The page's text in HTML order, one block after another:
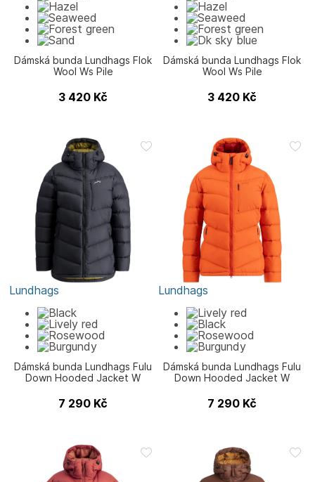
Dámská bunda Lundhags Flok
Wool Ws Pile
3 420 Kč
Dámská bunda Lundhags Flok
Wool Ws Pile
3 420 Kč
Lundhags
Dámská bunda Lundhags Fulu
Down Hooded Jacket W
7 290 Kč
Lundhags
Dámská bunda Lundhags Fulu
Down Hooded Jacket W
7 290 Kč